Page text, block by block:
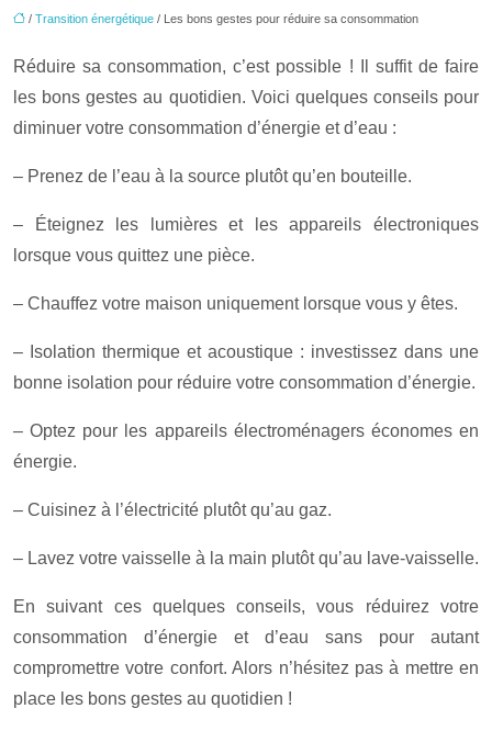
/ Transition énergétique / Les bons gestes pour réduire sa consommation
Réduire sa consommation, c’est possible ! Il suffit de faire
les bons gestes au quotidien. Voici quelques conseils pour
diminuer votre consommation d’énergie et d’eau :
– Prenez de l’eau à la source plutôt qu’en bouteille.
– Éteignez les lumières et les appareils électroniques
lorsque vous quittez une pièce.
– Chauffez votre maison uniquement lorsque vous y êtes.
– Isolation thermique et acoustique : investissez dans une
bonne isolation pour réduire votre consommation d’énergie.
– Optez pour les appareils électroménagers économes en
énergie.
– Cuisinez à l’électricité plutôt qu’au gaz.
– Lavez votre vaisselle à la main plutôt qu’au lave-vaisselle.
En suivant ces quelques conseils, vous réduirez votre
consommation d’énergie et d’eau sans pour autant
compromettre votre confort. Alors n’hésitez pas à mettre en
place les bons gestes au quotidien !